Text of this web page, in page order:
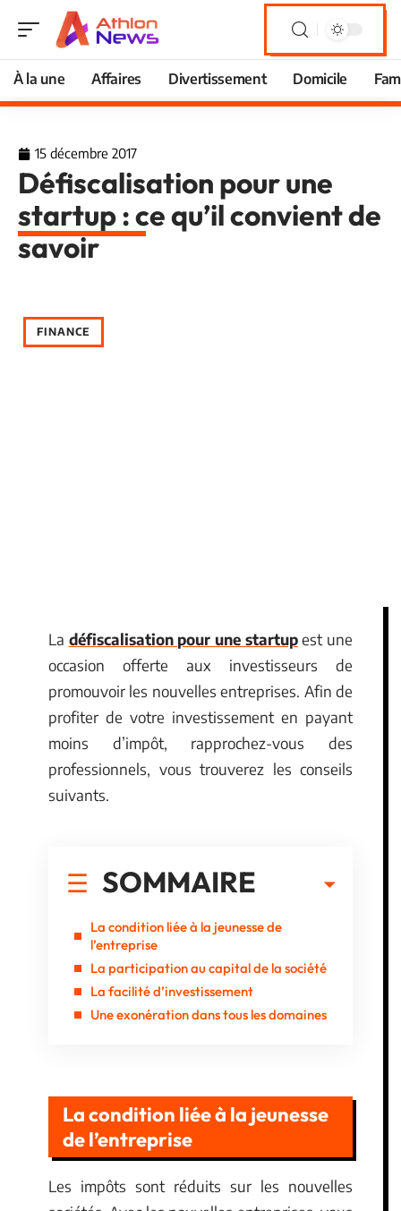
À la une Affaires Divertissement Domicile
15 décembre 2017
Défiscalisation pour une
startup : ce qu’il convient de
savoir
FINANCE
La défiscalisation pour une startupest une
occasion offerte aux investisseurs de
promouvoir les nouvelles entreprises. Afin de
profiter de votre investissement en payant
moins d’impôt, rapprochez-vous des
professionnels, vous trouverez les conseils
suivants.
SOMMAIRE
La condition liée à la jeunesse de
l’entreprise
La participation au capital de la société
La facilité d’investissement
Une exonération dans tous les domaines
La condition liée à la jeunesse
de l’entreprise
Les impôts sont réduits sur les nouvelles